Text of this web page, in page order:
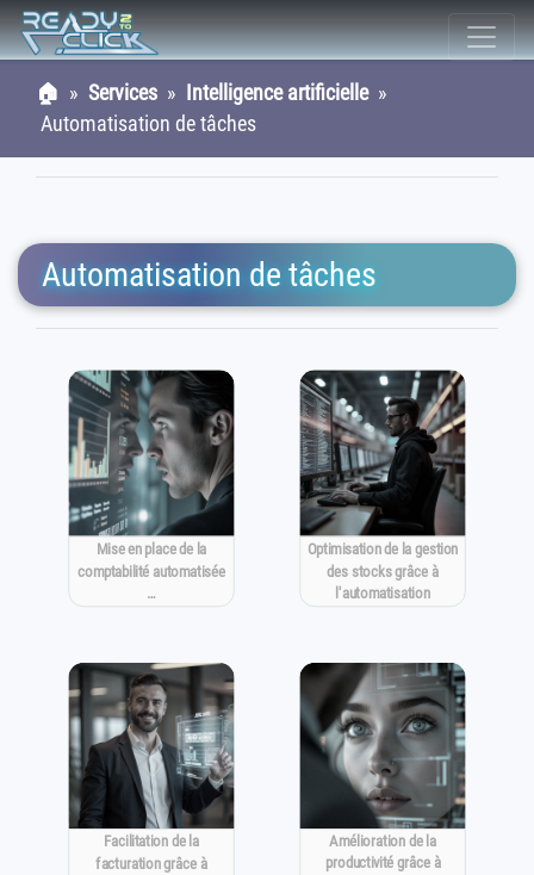
🏠 » Services » Intelligence artificielle»
Automatisation de tâches
Automatisation de tâches
Mise en place de la
comptabilité automatisée
…
Optimisation de la gestion
des stocks grâce à
l'automatisation
Facilitation de la
facturation grâce à
Amélioration de la
productivité grâce à